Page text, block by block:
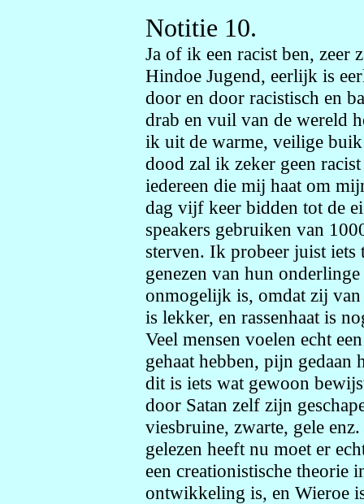
Notitie 10.
Ja of ik een racist ben, zeer
Hindoe Jugend, eerlijk is
door en door racistisch en
drab en vuil van de wereld
ik uit de warme, veilige
dood zal ik zeker geen
iedereen die mij haat om
dag vijf keer bidden tot de
speakers gebruiken van
sterven. Ik probeer juist iets
genezen van hun
onmogelijk is, omdat zij van
is lekker, en rassenhaat is
Veel mensen voelen echt
gehaat hebben, pijn gedaan
dit is iets wat gewoon
door Satan zelf zijn
viesbruine, zwarte, gele
gelezen heeft nu moet er
een creationistische theorie
ontwikkeling is, en Wieroe